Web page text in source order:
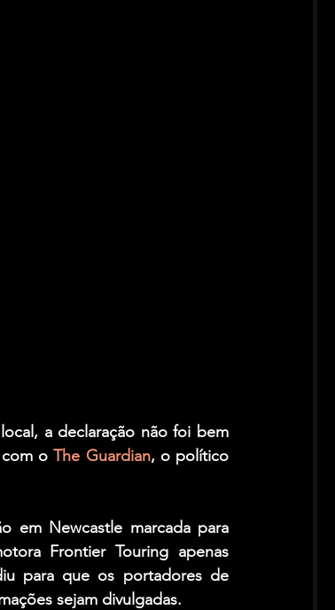
a declaração não foi bem
com o The Guardian, o político
em Newcastle marcada para
Frontier Touring apenas
para que os portadores de
sejam divulgadas.